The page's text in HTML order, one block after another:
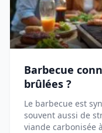
Barbecue
brûlées ?
Le barbecue est
souvent aussi de
viande carbonisée